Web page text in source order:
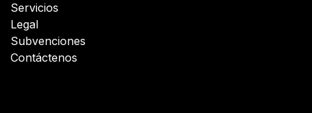
Servicios
Legal
Subvenciones
Contáctenos